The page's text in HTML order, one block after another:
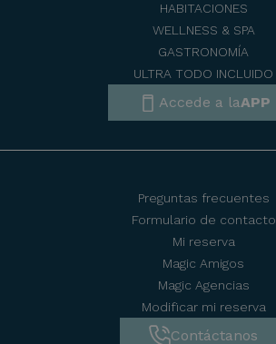
HABITACIONES
WELLNESS & SPA
GASTRONOMÍA
ULTRA TODO INCLUIDO
Accede a laAPP
Contáctanos
Preguntas frecuentes
Formulario de contacto
Mi reserva
Magic Amigos
Magic Agencias
Modificar mi reserva